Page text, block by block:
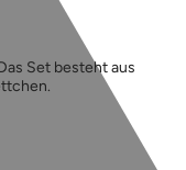
Set besteht aus